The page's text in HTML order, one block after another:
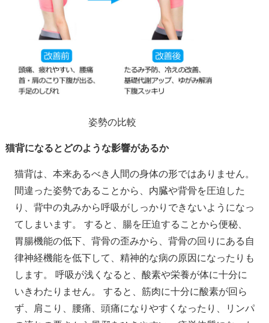
姿勢の比較
猫背になるとどのような影響があるか
猫背は、本来あるべき人間の身体の形ではありません。
間違った姿勢であることから、内臓や背骨を圧迫した
り、背中の丸みから呼吸がしっかりできないようになっ
てしまいます。 すると、腸を圧迫することから便秘、
胃腸機能の低下、背骨の歪みから、背骨の回りにある自
律神経機能を低下して、精神的な病の原因になったりも
します。 呼吸が浅くなると、酸素や栄養が体に十分に
いきわたりません。 すると、筋肉に十分に酸素が回ら
ず、肩こり、腰痛、頭痛になりやすくなったり、リンパ